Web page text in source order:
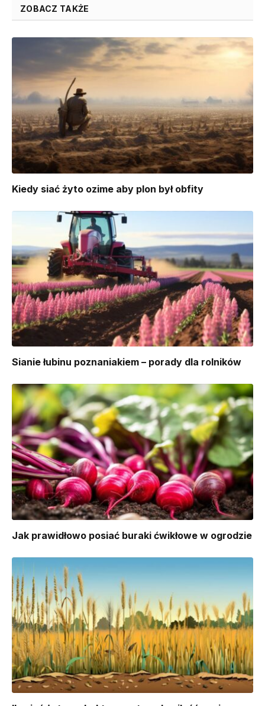
ZOBACZ TAKŻE
Kiedy siać żyto ozime aby plon był obfity
Sianie łubinu poznaniakiem – porady dla rolników
Jak prawidłowo posiać buraki ćwikłowe w ogrodzie